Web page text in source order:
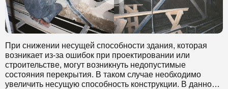
При снижении несущей способности здания, которая
возникает из-за ошибок при проектировании или
строительстве, могут возникнуть недопустимые
состояния перекрытия. В таком случае необходимо
увеличить несущую способность конструкции. В данном